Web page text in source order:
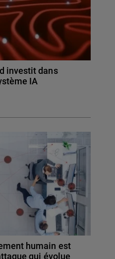
investit dans
IA
humain est
qui évolue